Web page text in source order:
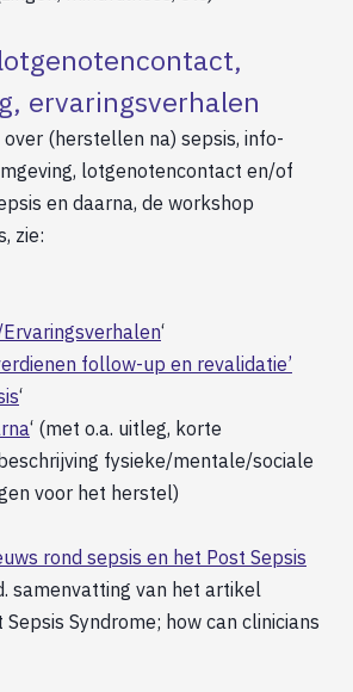
ervaringsverhalen
(herstellen na) sepsis, info-
lotgenotencontact en/of
en daarna, de workshop
zie:
‘
follow-up en revalidatie’
‘
‘ (met o.a. uitleg, korte
fysieke/mentale/sociale
voor het herstel)
rond sepsis en het Post Sepsis
samenvatting van het artikel
Sepsis Syndrome; how can clinicians